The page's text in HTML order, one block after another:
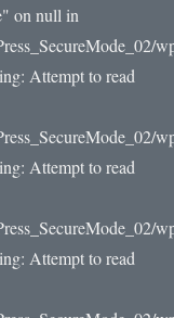
on null in
Attempt to read
Attempt to read
Attempt to read